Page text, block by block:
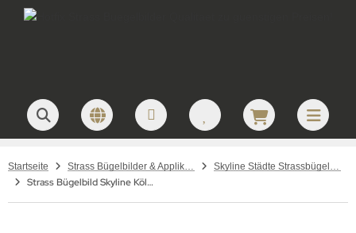
Startseite Strass Bügelbilder & Applikationen zum Aufbügeln Skyline Städte Strassbügelbilder Motive
Strass Bügelbild Skyline Köln Rot Crystal Karneval Hotfix Motiv 130512 Applikation